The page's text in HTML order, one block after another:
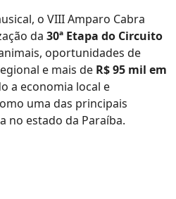
o VIII Amparo Cabra
da 30ª Etapa do Circuito
oportunidades de
e mais de R$ 95 mil em
a economia local e
uma das principais
no estado da Paraíba.